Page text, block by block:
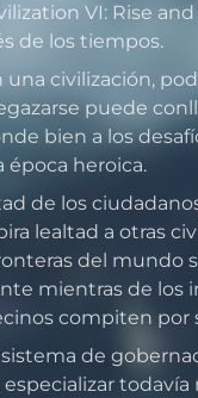
VI: Rise
de los tiempos.
una civilización,
puede
bien a los
época heroica.
de los
lealtad a otras
del mundo
mientras de los
compiten
de